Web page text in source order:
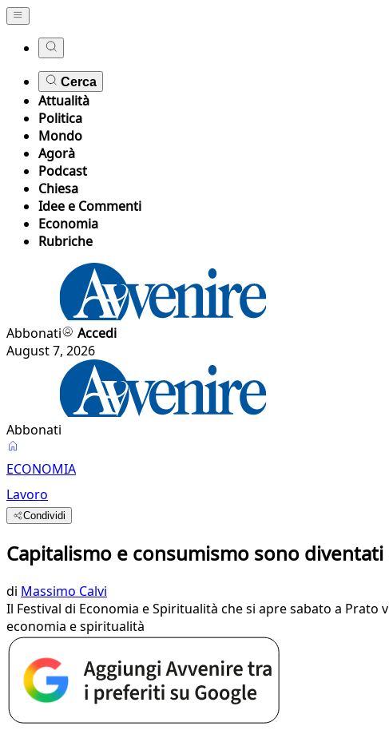
Cerca
Attualità
Politica
Mondo
Agorà
Podcast
Chiesa
Idee e Commenti
Economia
Rubriche
Abbonati
Accedi
August 7, 2026
Abbonati
ECONOMIA
Lavoro
Condividi
Capitalismo e consumismo sono
di Massimo Calvi
Il Festival di Economia e Spiritualità che si apre sabato a
economia e spiritualità